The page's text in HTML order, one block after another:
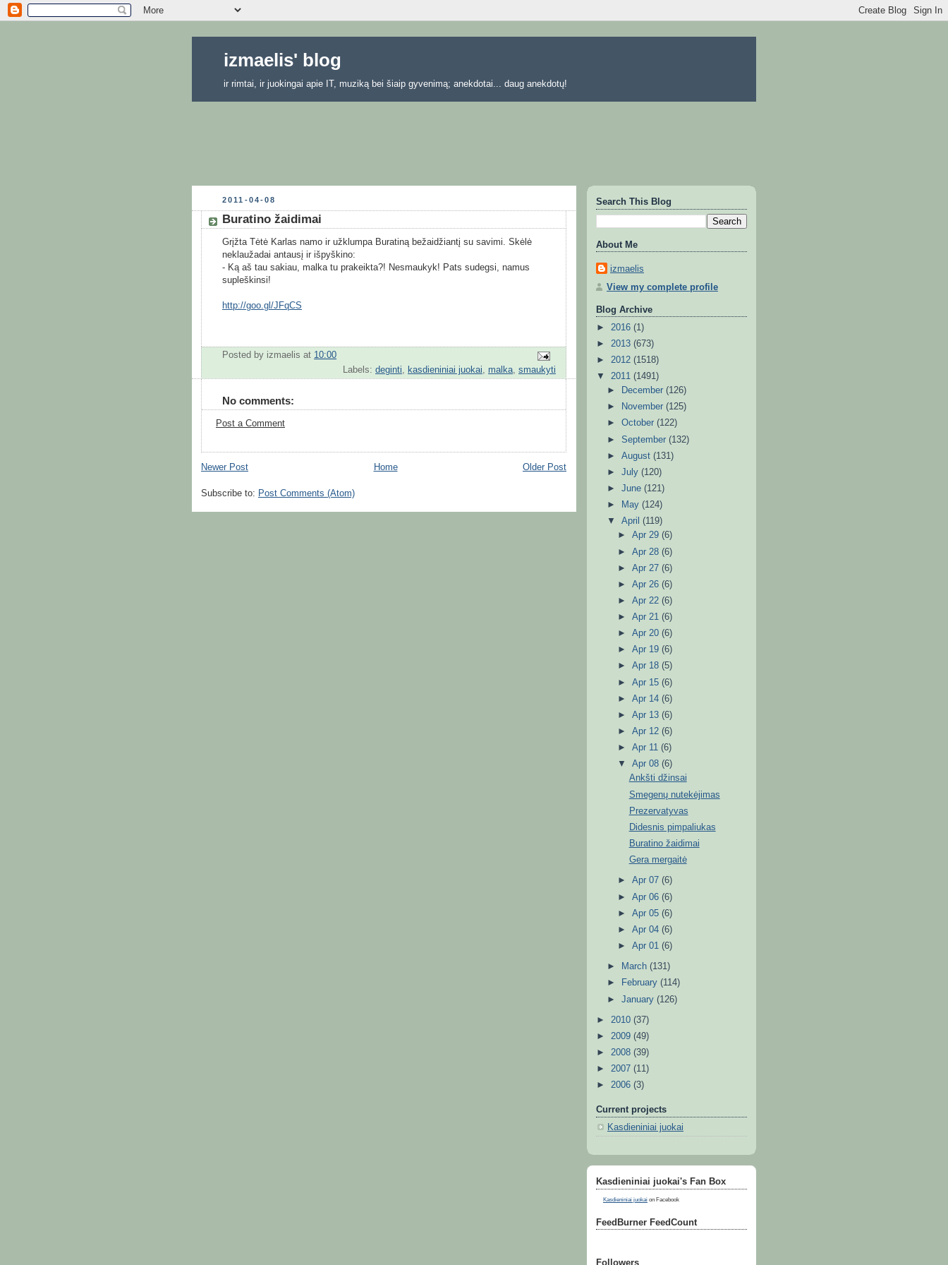
izmaelis' blog
ir rimtai, ir juokingai apie IT, muziką bei šiaip gyvenimą; anekdotai... daug anekdotų!
2011-04-08
Buratino žaidimai
Grįžta Tėtė Karlas namo ir užklumpa Buratiną bežaidžiantį su savimi. Skėlė
neklaužadai antausį ir išpyškino:
- Ką aš tau sakiau, malka tu prakeikta?! Nesmaukyk! Pats sudegsi, namus
supleškinsi!
http://goo.gl/JFqCS
Posted by izmaelis at 10:00
Labels: deginti kasdieniniai juokai malka smaukyti
No comments:
Post a Comment
Newer Post Older Post
Home
Subscribe to: Post Comments (Atom)
Search This Blog
About Me
izmaelis
View my complete profile
Blog Archive
► 2016 (1)
► 2013 (673)
► 2012 (1518)
▼ 2011 (1491)
►
December(126)
►
November(125)
►October(122)
►September(132)
►August(131)
►July(120)
►June(121)
►
May(124)
▼April(119)
►Apr 29(6)
►Apr 28(6)
►Apr 27(6)
►Apr 26(6)
►Apr 22(6)
►Apr 21(6)
►Apr 20(6)
►Apr 19(6)
►Apr 18(5)
►Apr 15(6)
►Apr 14(6)
►Apr 13(6)
►Apr 12(6)
►Apr 11(6)
▼Apr 08(6)
Ankšti džinsai
Smegenų nutekėjimas
Prezervatyvas
Didesnis pimpaliukas
Buratino žaidimai
Gera mergaitė
►Apr 07(6)
►Apr 06(6)
►Apr 05(6)
►Apr 04(6)
►Apr 01(6)
► March(131)
►
February(114)
►January(126)
► 2010 (37)
► 2009 (49)
► 2008 (39)
► 2007 (11)
► 2006 (3)
Current projects
Kasdieniniai juokai
Kasdieniniai juokai's Fan Box
Kasdieniniai juokai on Facebook
FeedBurner FeedCount
Followers